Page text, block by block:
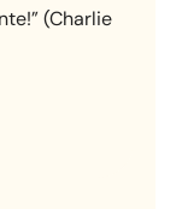
(Charlie